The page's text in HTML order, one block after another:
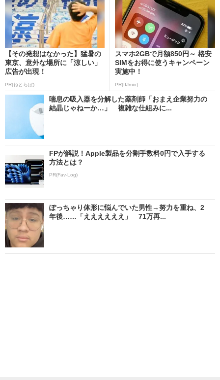
【その発想はなかった】猛暑の
東京、意外な場所に「涼しい」
広告が出現！
PR(ねとらぼ)
スマホ2GBで月額850円～ 格安
SIMをお得に使うキャンペーン
実施中！
PR(IIJmio)
喘息の吸入器を分解した薬剤師「おまえ企業努力の
結晶じゃねーか…」 複雑な仕組みに...
FPが解説！Apple製品を分割手数料0円で入手する
方法とは？
PR(Fav-Log)
ぽっちゃり体形に悩んでいた男性→努力を重ね、2
年後……「ええええええ」 71万再...